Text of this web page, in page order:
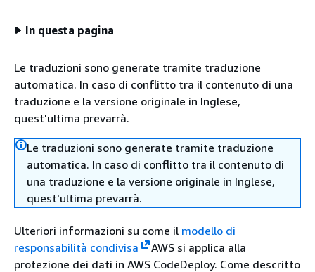
In questa pagina
Le traduzioni sono generate tramite traduzione
automatica. In caso di conflitto tra il contenuto di una
traduzione e la versione originale in Inglese,
quest'ultima prevarrà.
Le traduzioni sono generate tramite traduzione
automatica. In caso di conflitto tra il contenuto di
una traduzione e la versione originale in Inglese,
quest'ultima prevarrà.
Ulteriori informazioni su come il modello di
responsabilità condivisa
AWS si applica alla
protezione dei dati in AWS CodeDeploy. Come descritto